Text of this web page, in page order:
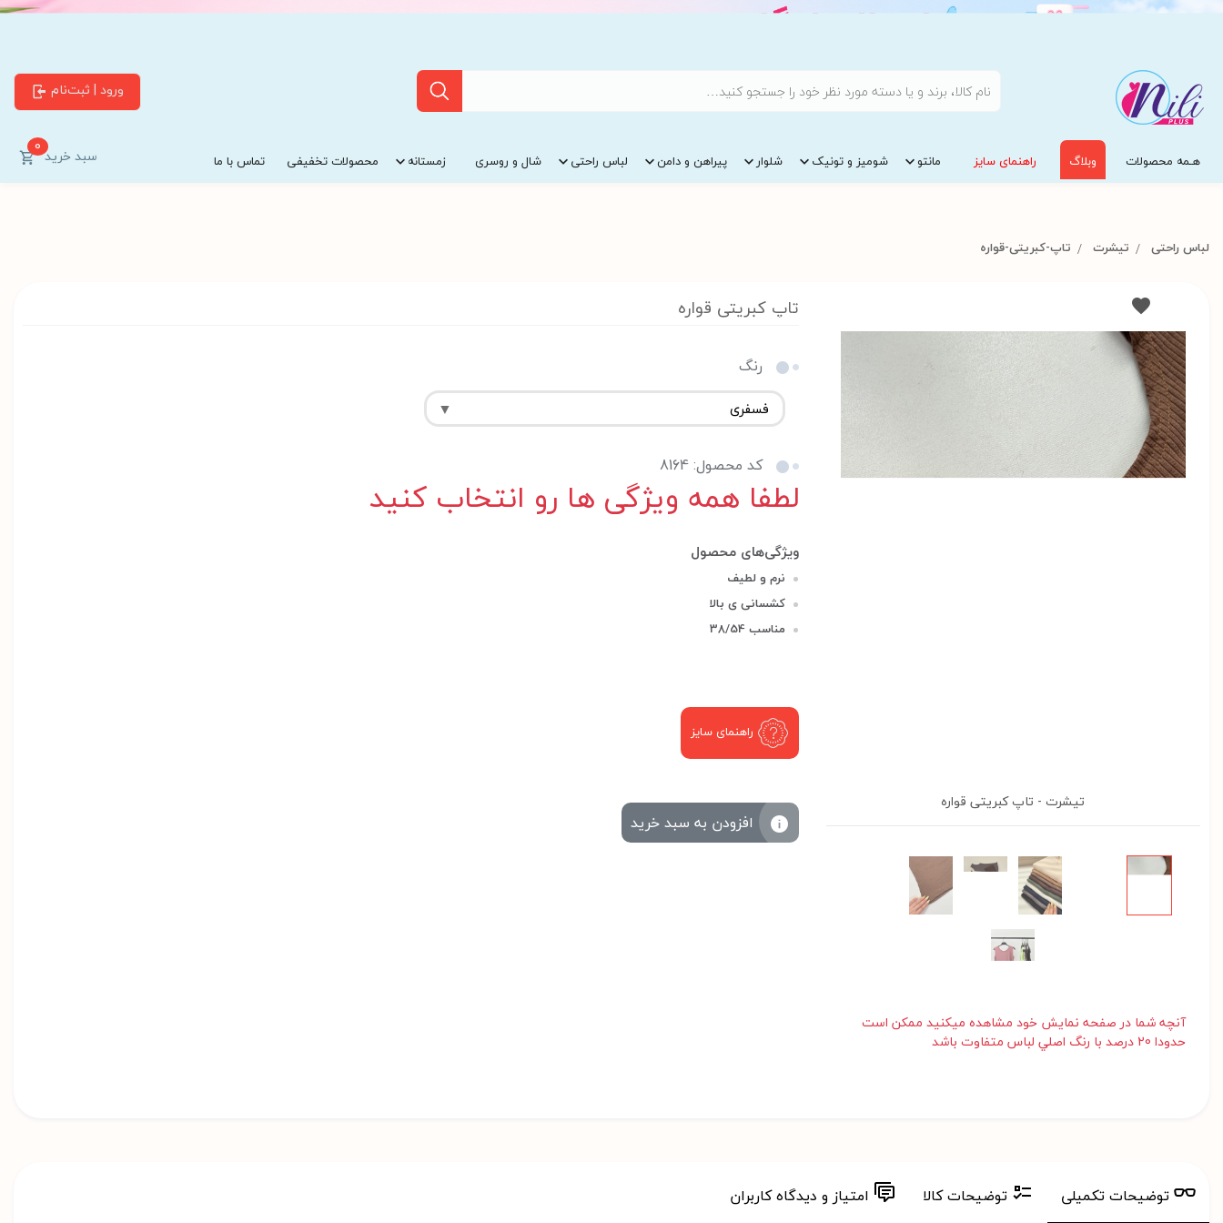
ورود | ثبت‌نام
هـمه محصولات وبلاگ راهنمای سایز مانتو شومیز و تونیک شلوار پیراهن و دامن لباس راحتی شال و روسری زمستانه محصولات تخفیفی تماس با ما سبد خرید0
لباس راحتی تیشرت تاپ-کبریتی-قواره
تیشرت - تاپ کبریتی قواره
آنچه شما در صفحه نمايش خود مشاهده ميکنيد ممکن است
حدودا 20 درصد با رنگ اصلي لباس متفاوت باشد
تاپ کبریتی قواره
رنگ
کد محصول: 8164
قیمت :499,000 تومان
نرم و لطیف
کشسانی ی بالا
مناسب 38/54
راهنمای سایز
تعداد
توضیحات تکمیلی توضیحات کالا امتیاز و دیدگاه کاربران